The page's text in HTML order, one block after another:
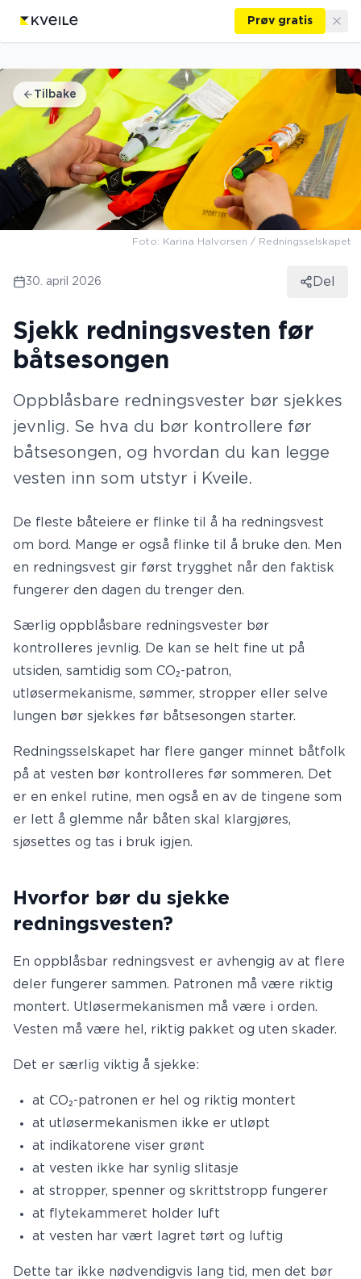
Prøv gratis
Tilbake
Foto: Karina Halvorsen / Redningsselskapet
30. april 2026 Del
Sjekk redningsvesten før
båtsesongen
Oppblåsbare redningsvester bør sjekkes
jevnlig. Se hva du bør kontrollere før
båtsesongen, og hvordan du kan legge
vesten inn som utstyr i Kveile.
De fleste båteiere er flinke til å ha redningsvest
om bord. Mange er også flinke til å bruke den. Men
en redningsvest gir først trygghet når den faktisk
fungerer den dagen du trenger den.
Særlig oppblåsbare redningsvester bør
kontrolleres jevnlig. De kan se helt fine ut på
utsiden, samtidig som CO₂-patron,
utløsermekanisme, sømmer, stropper eller selve
lungen bør sjekkes før båtsesongen starter.
Redningsselskapet har flere ganger minnet båtfolk
på at vesten bør kontrolleres før sommeren. Det
er en enkel rutine, men også en av de tingene som
er lett å glemme når båten skal klargjøres,
sjøsettes og tas i bruk igjen.
Hvorfor bør du sjekke
redningsvesten?
En oppblåsbar redningsvest er avhengig av at flere
deler fungerer sammen. Patronen må være riktig
montert. Utløsermekanismen må være i orden.
Vesten må være hel, riktig pakket og uten skader.
Det er særlig viktig å sjekke:
at CO₂-patronen er hel og riktig montert
at utløsermekanismen ikke er utløpt
at indikatorene viser grønt
at vesten ikke har synlig slitasje
at stropper, spenner og skrittstropp fungerer
at flytekammeret holder luft
at vesten har vært lagret tørt og luftig
Dette tar ikke nødvendigvis lang tid, men det bør